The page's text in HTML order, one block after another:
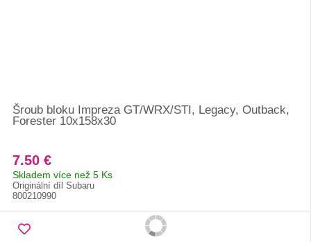
Šroub bloku Impreza GT/WRX/STI, Legacy, Outback,
Forester 10x158x30
7.50 €
Skladem více než 5 Ks
Originální díl Subaru
800210990